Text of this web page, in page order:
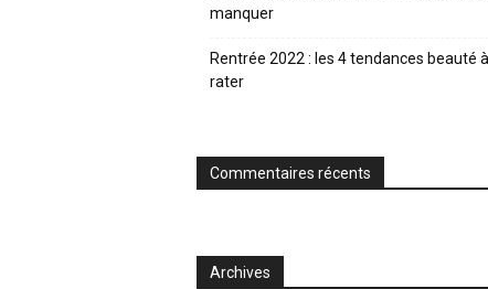
manquer
Rentrée 2022 : les 4 tendances beauté
rater
Commentaires récents
Archives